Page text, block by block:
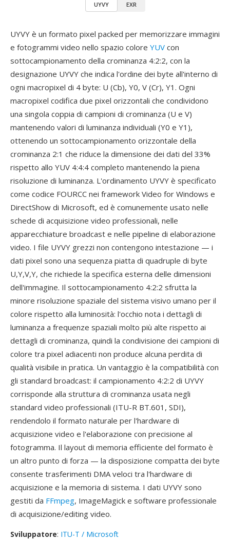
UYVY EXR
UYVY è un formato pixel packed per memorizzare immagini
e fotogrammi video nello spazio colore YUV con
sottocampionamento della crominanza 4:2:2, con la
designazione UYVY che indica l'ordine dei byte all'interno di
ogni macropixel di 4 byte: U (Cb), Y0, V (Cr), Y1. Ogni
macropixel codifica due pixel orizzontali che condividono
una singola coppia di campioni di crominanza (U e V)
mantenendo valori di luminanza individuali (Y0 e Y1),
ottenendo un sottocampionamento orizzontale della
crominanza 2:1 che riduce la dimensione dei dati del 33%
rispetto allo YUV 4:4:4 completo mantenendo la piena
risoluzione di luminanza. L'ordinamento UYVY è specificato
come codice FOURCC nei framework Video for Windows e
DirectShow di Microsoft, ed è comunemente usato nelle
schede di acquisizione video professionali, nelle
apparecchiature broadcast e nelle pipeline di elaborazione
video. I file UYVY grezzi non contengono intestazione — i
dati pixel sono una sequenza piatta di quadruple di byte
U,Y,V,Y, che richiede la specifica esterna delle dimensioni
dell'immagine. Il sottocampionamento 4:2:2 sfrutta la
minore risoluzione spaziale del sistema visivo umano per il
colore rispetto alla luminosità: l'occhio nota i dettagli di
luminanza a frequenze spaziali molto più alte rispetto ai
dettagli di crominanza, quindi la condivisione dei campioni di
colore tra pixel adiacenti non produce alcuna perdita di
qualità visibile in pratica. Un vantaggio è la compatibilità con
gli standard broadcast: il campionamento 4:2:2 di UYVY
corrisponde alla struttura di crominanza usata negli
standard video professionali (ITU-R BT.601, SDI),
rendendolo il formato naturale per l'hardware di
acquisizione video e l'elaborazione con precisione al
fotogramma. Il layout di memoria efficiente del formato è
un altro punto di forza — la disposizione compatta dei byte
consente trasferimenti DMA veloci tra l'hardware di
acquisizione e la memoria di sistema. I dati UYVY sono
gestiti da FFmpeg, ImageMagick e software professionale
di acquisizione/editing video.
Sviluppatore: ITU-T / Microsoft